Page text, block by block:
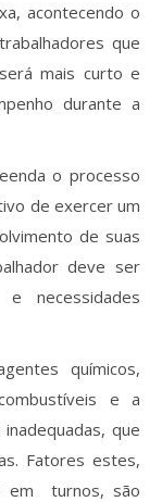
acontecendo o
que
mais curto e
durante a
o processo
de exercer um
de suas
deve ser
necessidades
químicos,
e a
que
Fatores estes,
em turnos, são